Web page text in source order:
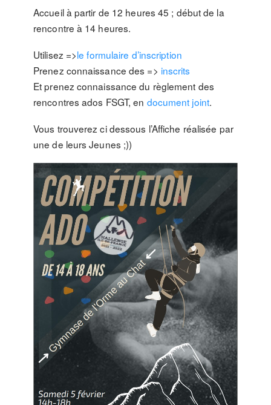
Accueil à partir de 12 heures 45 ; début de la
rencontre à 14 heures.
Utilisez =>le formulaire d’inscription
Prenez connaissance des => inscrits
Et prenez connaissance du règlement des
rencontres ados FSGT, en document joint.
Vous trouverez ci dessous l’Affiche réalisée par
une de leurs Jeunes ;))